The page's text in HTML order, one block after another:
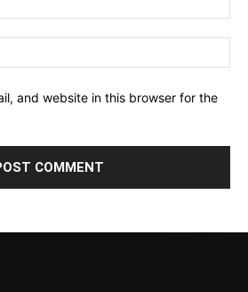
and website in this browser for the